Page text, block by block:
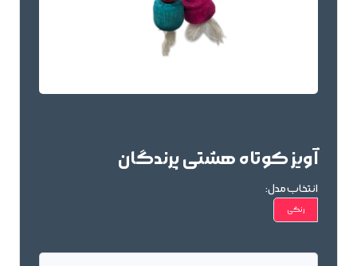
آویز کوتاه هشتی پرندگان
انتخاب مدل:
رنگی